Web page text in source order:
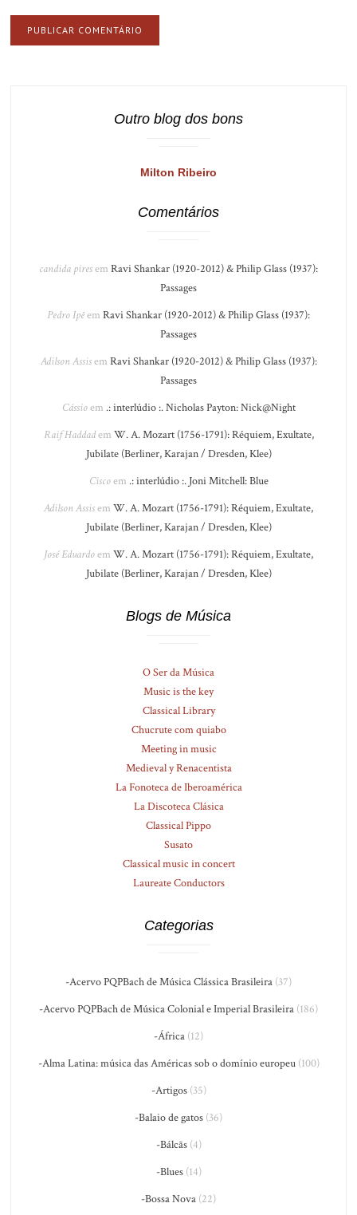
Outro blog dos bons
Milton Ribeiro
Comentários
candida piresem Ravi Shankar (1920-2012) & Philip Glass (1937):
Passages
Pedro Ipêem Ravi Shankar (1920-2012) & Philip Glass (1937):
Passages
Adilson Assisem Ravi Shankar (1920-2012) & Philip Glass (1937):
Passages
Cássioem .: interlúdio :. Nicholas Payton: Nick@Night
Raif Haddadem W. A. Mozart (1756-1791): Réquiem, Exultate,
Jubilate (Berliner, Karajan / Dresden, Klee)
Ciscoem .: interlúdio :. Joni Mitchell: Blue
Adilson Assisem W. A. Mozart (1756-1791): Réquiem, Exultate,
Jubilate (Berliner, Karajan / Dresden, Klee)
José Eduardoem W. A. Mozart (1756-1791): Réquiem, Exultate,
Jubilate (Berliner, Karajan / Dresden, Klee)
Blogs de Música
O Ser da Música
Music is the key
Classical Library
Chucrute com quiabo
Meeting in music
Medieval y Renacentista
La Fonoteca de Iberoamérica
La Discoteca Clásica
Classical Pippo
Susato
Classical music in concert
Laureate Conductors
Categorias
-Acervo PQPBach de Música Clássica Brasileira (37)
-Acervo PQPBach de Música Colonial e Imperial Brasileira (186)
-África (12)
-Alma Latina: música das Américas sob o domínio europeu(100)
-Artigos(35)
-Balaio de gatos (36)
-Bálcãs(4)
-Blues(14)
-Bossa Nova (22)